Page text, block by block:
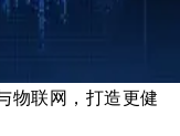
物联网，打造更健